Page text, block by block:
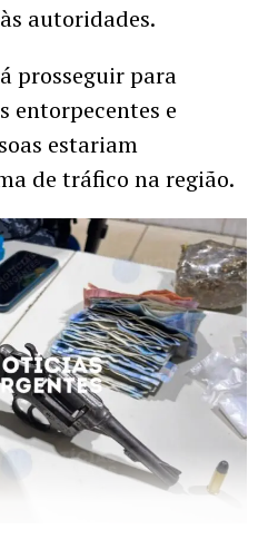
autoridades.
prosseguir para
entorpecentes e
estariam
de tráfico na região.